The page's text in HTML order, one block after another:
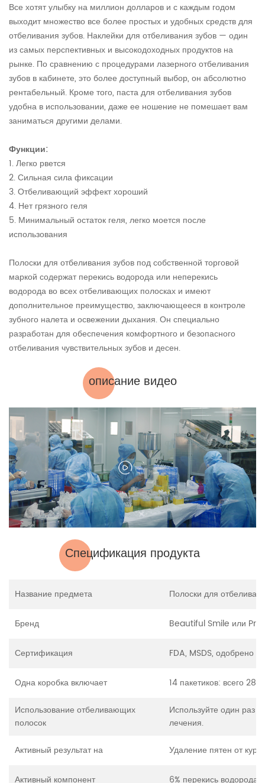
Все хотят улыбку на миллион долларов и с каждым годом
выходит множество все более простых и удобных средств для
отбеливания зубов. Наклейки для отбеливания зубов — один
из самых перспективных и высокодоходных продуктов на
рынке. По сравнению с процедурами лазерного отбеливания
зубов в кабинете, это более доступный выбор, он абсолютно
рентабельный. Кроме того, паста для отбеливания зубов
удобна в использовании, даже ее ношение не помешает вам
заниматься другими делами.
Функции:
1. Легко рвется
2. Сильная сила фиксации
3. Отбеливающий эффект хороший
4. Нет грязного геля
5. Минимальный остаток геля, легко моется после
использования
Полоски для отбеливания зубов под собственной торговой
маркой содержат перекись водорода или неперекись
водорода во всех отбеливающих полосках и имеют
дополнительное преимущество, заключающееся в контроле
зубного налета и освежении дыхания. Он специально
разработан для обеспечения комфортного и безопасного
отбеливания чувствительных зубов и десен.
описание видео
Спецификация продукта
Название предмета Полоски для
Бренд Beautiful Smile или
Сертификация FDA, MSDS, одобрено
Одна коробка включает
14 пакетиков: всего
Использование отбеливающих
полосок
Используйте один раз
лечения.
Активный результат на
Удаление пятен от
Активный компонент 6% перекись водорода